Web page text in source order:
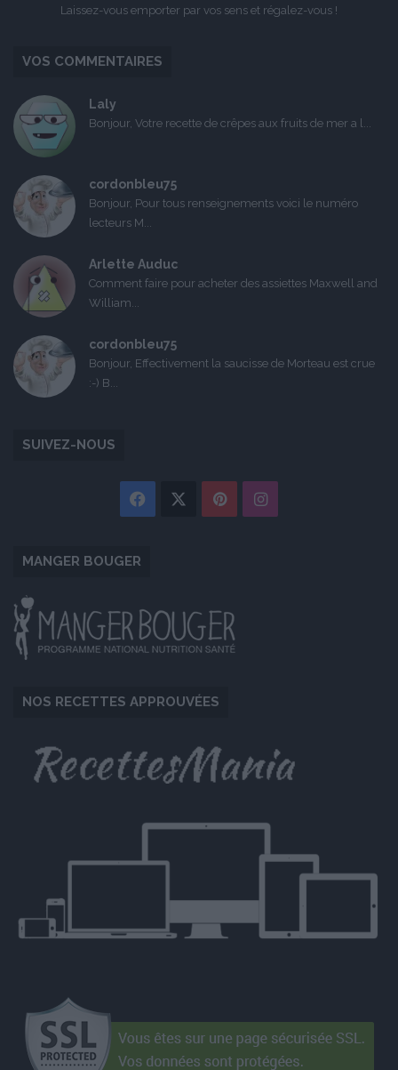
Laissez-vous emporter par vos sens et régalez-vous !
VOS COMMENTAIRES
Laly
Bonjour, Votre recette de crêpes aux fruits de mer a l...
cordonbleu75
Bonjour, Pour tous renseignements voici le numéro
lecteurs M...
Arlette Auduc
Comment faire pour acheter des assiettes Maxwell and
William...
cordonbleu75
Bonjour, Effectivement la saucisse de Morteau est crue
:-) B...
SUIVEZ-NOUS
Facebook PinterestInstagram
MANGER BOUGER
NOS RECETTES APPROUVÉES